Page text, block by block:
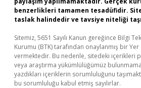
benzerlikleri tamamen tesadüfidir.
taslak halindedir ve tavsiye niteliği
Sitemiz, 5651 Sayılı Kanun gereğince Bilgi
Kurumu (BTK) tarafından onaylanmış bir Yer
vermektedir. Bu nedenle, sitedeki içerikleri
veya araştırma yükümlülüğümüz
yazdıkları içeriklerin sorumluluğunu
bu sorumluluğu kabul etmiş sayılırlar.